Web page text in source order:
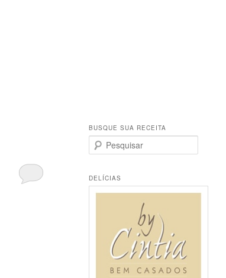
BUSQUE SUA RECEITA
e
q
u
DELÍCIAS